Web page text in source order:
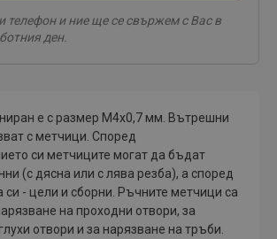
телефон и ние ще се свържем с Вас в
ден.
е с размер М4х0,7 мм. Вътрешни
с метчици. Според
си метчиците могат да бъдат
(с дясна или с лява резба), а според
си - цели и сборни. Ръчните метчици са
на проходни отвори, за
отвори и за нарязване на тръби.